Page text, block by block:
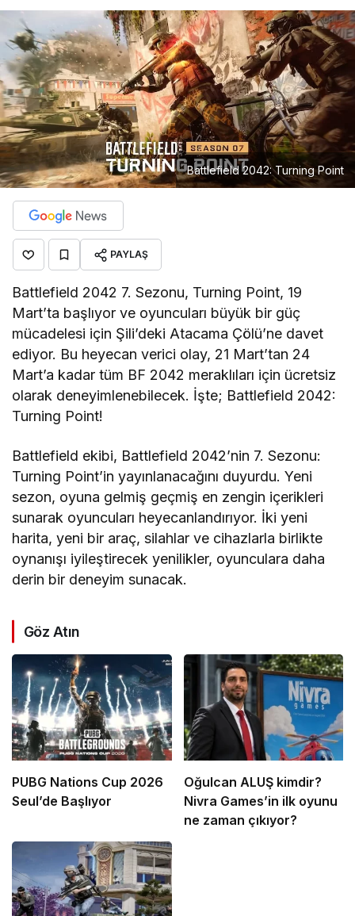
Battlefield 2042: Turning Point
PAYLAŞ
Battlefield 2042 7. Sezonu, Turning Point, 19
Mart’ta başlıyor ve oyuncuları büyük bir güç
mücadelesi için Şili’deki Atacama Çölü’ne davet
ediyor. Bu heyecan verici olay, 21 Mart’tan 24
Mart’a kadar tüm BF 2042 meraklıları için ücretsiz
olarak deneyimlenebilecek. İşte; Battlefield 2042:
Turning Point!
Battlefield ekibi, Battlefield 2042’nin 7. Sezonu:
Turning Point’in yayınlanacağını duyurdu. Yeni
sezon, oyuna gelmiş geçmiş en zengin içerikleri
sunarak oyuncuları heyecanlandırıyor. İki yeni
harita, yeni bir araç, silahlar ve cihazlarla birlikte
oynanışı iyileştirecek yenilikler, oyunculara daha
derin bir deneyim sunacak.
Göz Atın
PUBG Nations Cup 2026
Seul’de Başlıyor
Oğulcan ALUŞ kimdir?
Nivra Games’in ilk oyunu
ne zaman çıkıyor?